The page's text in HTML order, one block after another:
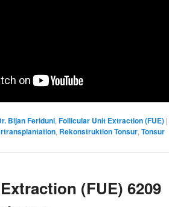
Bijan Feriduni, Follicular Unit Extraction (FUE) |
, Rekonstruktion Tonsur, Tonsur
(FUE) 6209